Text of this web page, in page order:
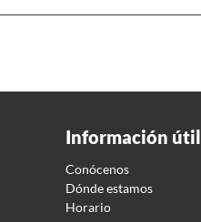
Información útil
Conócenos
Dónde estamos
Horario